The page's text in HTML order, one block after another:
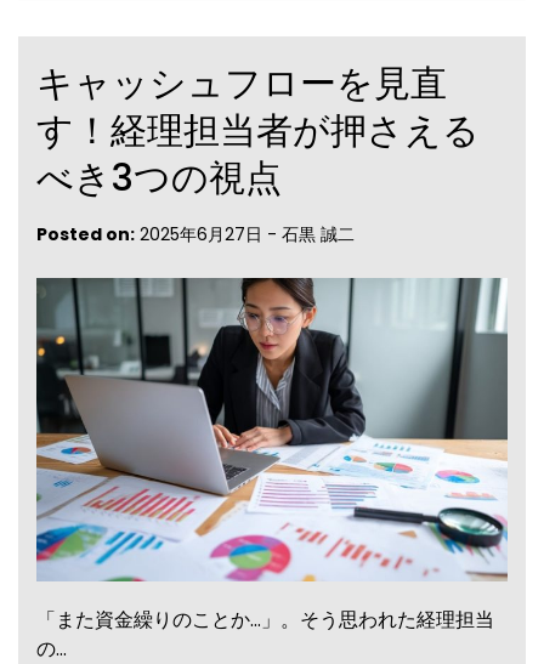
キャッシュフローを見直
す！経理担当者が押さえる
べき3つの視点
Posted on: 2025年6月27日 - 石黒 誠二
「また資金繰りのことか…」。そう思われた経理担当
の…